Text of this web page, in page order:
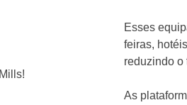
Esses
feiras,
reduzindo o
As